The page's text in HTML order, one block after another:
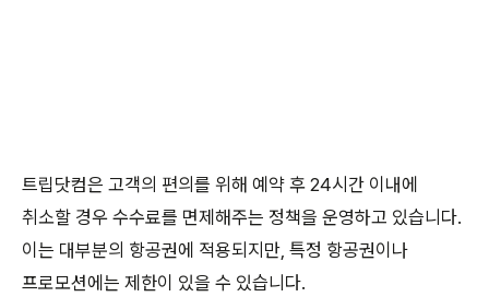
트립닷컴은 고객의 편의를 위해 예약 후 24시간 이내에
취소할 경우 수수료를 면제해주는 정책을 운영하고 있습니다.
이는 대부분의 항공권에 적용되지만, 특정 항공권이나
프로모션에는 제한이 있을 수 있습니다.